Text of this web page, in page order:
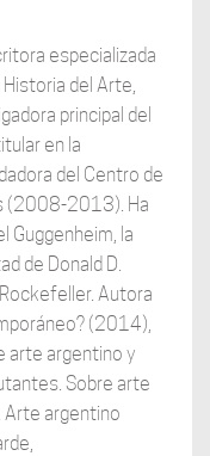
especializada
del Arte,
principal del
en la
del Centro de
(2008-2013). Ha
Guggenheim, la
de Donald D.
Autora
(2014),
arte argentino y
Sobre arte
argentino